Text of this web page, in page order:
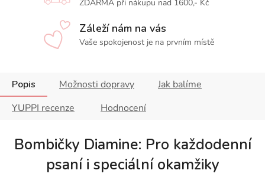
ZDARMA při nákupu nad 1600,- Kč
Záleží nám na vás
Vaše spokojenost je na prvním místě
Popis Možnosti dopravy
Jak balíme
YUPPI recenze
Hodnocení
Bombičky Diamine: Pro každodenní
psaní i speciální okamžiky